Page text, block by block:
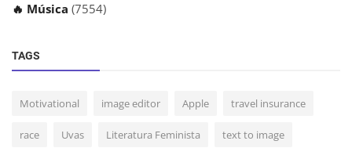
🔥 Música (7554)
TAGS
Motivational image editor Apple travel insurance
race Uvas Literatura Feminista text to image